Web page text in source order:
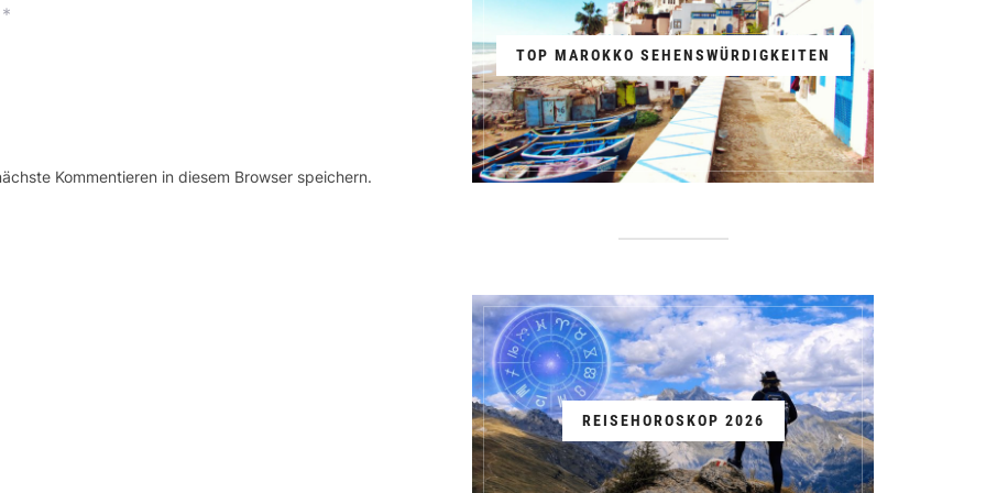
*
Kommentieren in diesem Browser speichern.
TOP MAROKKO SEHENSWÜRDIGKEITEN
REISEHOROSKOP 2026